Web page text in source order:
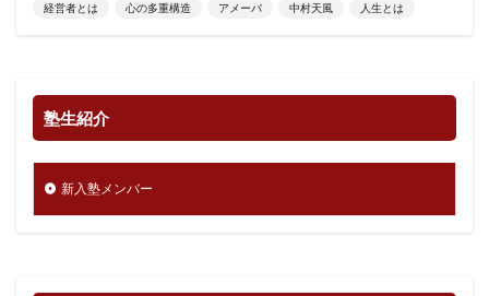
経営者とは 心の多重構造 アメーバ 中村天風 人生とは
塾生紹介
新入塾メンバー